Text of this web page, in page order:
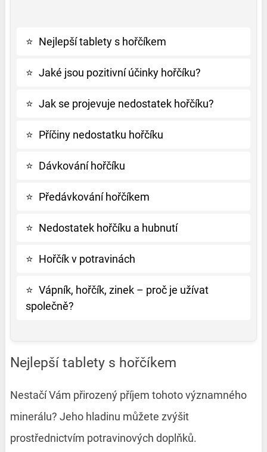
⭐ Nejlepší tablety s hořčíkem
⭐ Jaké jsou pozitivní účinky hořčíku?
⭐ Jak se projevuje nedostatek hořčíku?
⭐ Příčiny nedostatku hořčíku
⭐ Dávkování hořčíku
⭐ Předávkování hořčíkem
⭐ Nedostatek hořčíku a hubnutí
⭐ Hořčík v potravinách
⭐ Vápník, hořčík, zinek – proč je užívat
společně?
Nejlepší tablety s hořčíkem
Nestačí Vám přirozený příjem tohoto významného
minerálu? Jeho hladinu můžete zvýšit
prostřednictvím potravinových doplňků.